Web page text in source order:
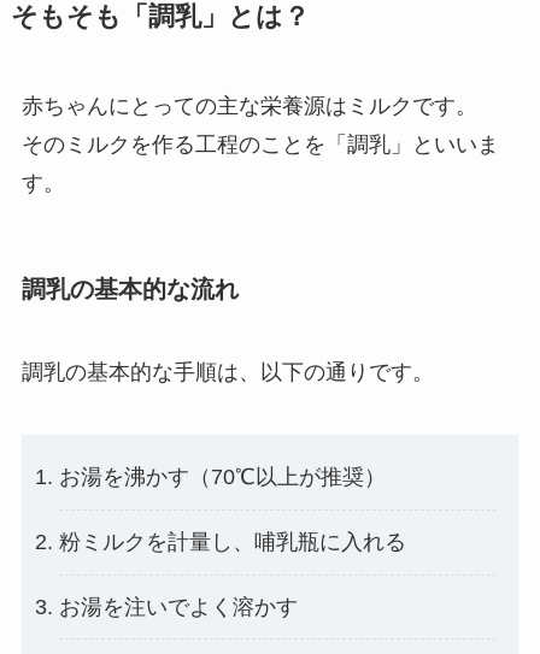
そもそも「調乳」とは？
赤ちゃんにとっての主な栄養源はミルクです。
そのミルクを作る工程のことを「調乳」といいま
す。
調乳の基本的な流れ
調乳の基本的な手順は、以下の通りです。
お湯を沸かす（70℃以上が推奨）
粉ミルクを計量し、哺乳瓶に入れる
お湯を注いでよく溶かす